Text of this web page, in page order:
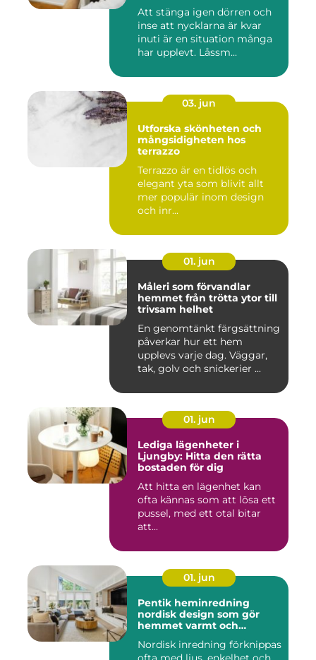
Att stänga igen dörren och
inse att nycklarna är kvar
inuti är en situation många
har upplevt. Låssm...
03. jun
Utforska skönheten och
mångsidigheten hos
terrazzo
Terrazzo är en tidlös och
elegant yta som blivit allt
mer populär inom design
och inr...
01. jun
Måleri som förvandlar
hemmet från trötta ytor till
trivsam helhet
En genomtänkt färgsättning
påverkar hur ett hem
upplevs varje dag. Väggar,
tak, golv och snickerier ...
01. jun
Lediga lägenheter i
Ljungby: Hitta den rätta
bostaden för dig
Att hitta en lägenhet kan
ofta kännas som att lösa ett
pussel, med ett otal bitar
att...
01. jun
Pentik heminredning
nordisk design som gör
hemmet varmt och
Nordisk inredning förknippas